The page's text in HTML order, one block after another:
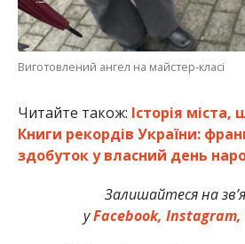
Виготовлений ангел на майстер-класі
Читайте також: Історія
Книги рекордів України:
здобуток у власний день
Залишайтеся на
уFacebook, Instagram,